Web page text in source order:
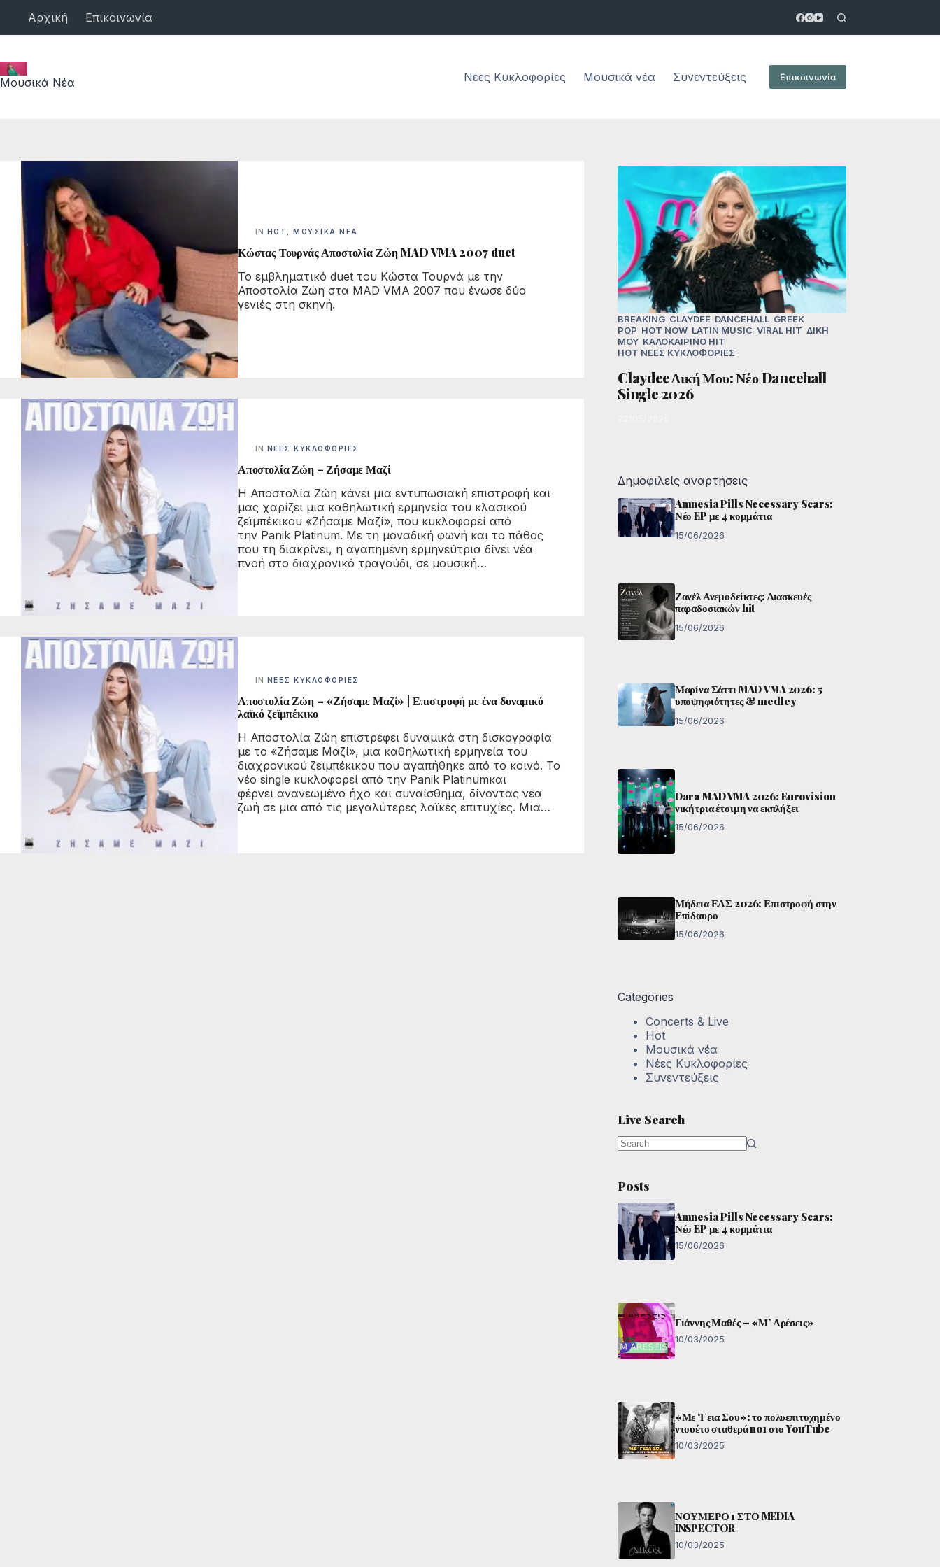
περιεχόμενο
Αρχική Επικοινωνία
Μουσικά Νέα Νέες Κυκλοφορίες Μουσικά νέα Συνεντεύξεις Επικοινωνία
IN HOT ,ΜΟΥΣΙΚΆ ΝΈΑ
Κώστας Τουρνάς Αποστολία Ζώη MAD VMA 2007 duet
Το εμβληματικό duet του Κώστα Τουρνά με την
Αποστολία Ζώη στα MAD VMA 2007 που ένωσε δύο
γενιές στη σκηνή.
IN ΝΈΕΣ ΚΥΚΛΟΦΟΡΊΕΣ
Αποστολία Ζώη – Ζήσαμε Μαζί
Η Αποστολία Ζώη κάνει μια εντυπωσιακή επιστροφή και
μας χαρίζει μια καθηλωτική ερμηνεία του κλασικού
ζεϊμπέκικου «Ζήσαμε Μαζί», που κυκλοφορεί από
την Panik Platinum. Με τη μοναδική φωνή και το πάθος
που τη διακρίνει, η αγαπημένη ερμηνεύτρια δίνει νέα
πνοή στο διαχρονικό τραγούδι, σε μουσική…
IN ΝΈΕΣ ΚΥΚΛΟΦΟΡΊΕΣ
Αποστολία Ζώη – «Ζήσαμε Μαζί» | Επιστροφή με ένα δυναμικό
λαϊκό ζεϊμπέκικο
Η Αποστολία Ζώη επιστρέφει δυναμικά στη δισκογραφία
με το «Ζήσαμε Μαζί», μια καθηλωτική ερμηνεία του
διαχρονικού ζεϊμπέκικου που αγαπήθηκε από το κοινό. Το
νέο single κυκλοφορεί από την Panik Platinumκαι
φέρνει ανανεωμένο ήχο και συναίσθημα, δίνοντας νέα
ζωή σε μια από τις μεγαλύτερες λαϊκές επιτυχίες. Μια…
BREAKING CLAYDEE DANCEHALL GREEK
POP HOT NOW LATIN MUSIC VIRAL HIT ΔΙΚΉ
ΜΟΥ ΚΑΛΟΚΑΙΡΙΝΌ HIT
HOT ΝΈΕΣ ΚΥΚΛΟΦΟΡΊΕΣ
Claydee Δική Μου: Νέο Dancehall
Single 2026
Δημοφιλείς αναρτήσεις
Amnesia Pills Necessary Scars:
Νέο EP με 4 κομμάτια
15/06/2026
Ζανέλ Ανεμοδείκτες: Διασκευές
παραδοσιακών hit
15/06/2026
Μαρίνα Σάττι MAD VMA 2026: 5
υποψηφιότητες & medley
15/06/2026
Dara MAD VMA 2026: Eurovision
νικήτρια έτοιμη να εκπλήξει
15/06/2026
Μήδεια ΕΛΣ 2026: Επιστροφή στην
Επίδαυρο
15/06/2026
Categories
Concerts & Live
Hot
Μουσικά νέα
Νέες Κυκλοφορίες
Συνεντεύξεις
Live Search
Posts
Amnesia Pills Necessary Scars:
Νέο EP με 4 κομμάτια
15/06/2026
Γιάννης Μαθές – «Μ’ Αρέσεις»
10/03/2025
«Με ‘Γεια Σου»: το πολυεπιτυχημένο
ντουέτο σταθερά no1 στο YouTube
10/03/2025
ΝΟΥΜΕΡΟ 1 ΣΤΟ MEDIA
INSPECTOR
10/03/2025